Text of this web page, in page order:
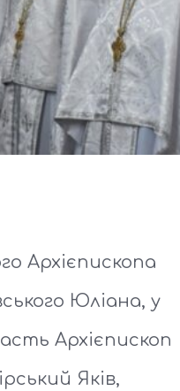
Архієпископа
Юліана, у
Архієпископ
Яків,